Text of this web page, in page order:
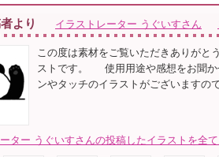
より イラストレーター うぐいすさん
この度は素材をご覧いただきありが
ストです。 使用用途や感想をお聞か
ンやタッチのイラストがございますの
ター うぐいすさんの投稿したイラストを全て